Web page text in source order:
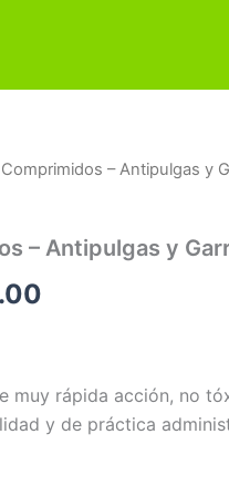
– Antipulgas y
– Antipulgas y
Rango
precios:
hasta
Q150.00
muy rápida acción, no
y de práctica